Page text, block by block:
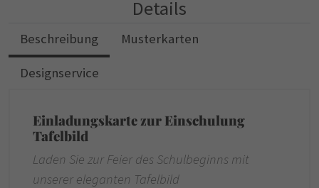
Details
Beschreibung Musterkarten
Designservice
Einladungskarte zur Einschulung
Tafelbild
Laden Sie zur Feier des Schulbeginns mit
unserer eleganten Tafelbild